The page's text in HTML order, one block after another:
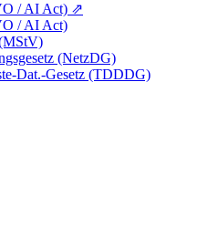
/ AI Act) ⇗
/ AI Act)
(NetzDG)
Dat.-Gesetz (TDDDG)